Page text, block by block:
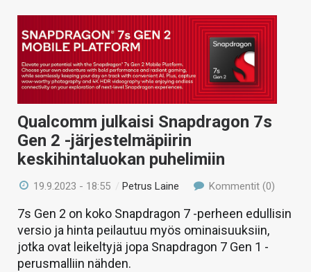
Qualcomm julkaisi Snapdragon 7s
Gen 2 -järjestelmäpiirin
keskihintaluokan puhelimiin
19.9.2023 - 18:55 / Petrus Laine Kommentit (0)
7s Gen 2 on koko Snapdragon 7 -perheen edullisin
versio ja hinta peilautuu myös ominaisuuksiin,
jotka ovat leikeltyjä jopa Snapdragon 7 Gen 1 -
perusmalliin nähden.